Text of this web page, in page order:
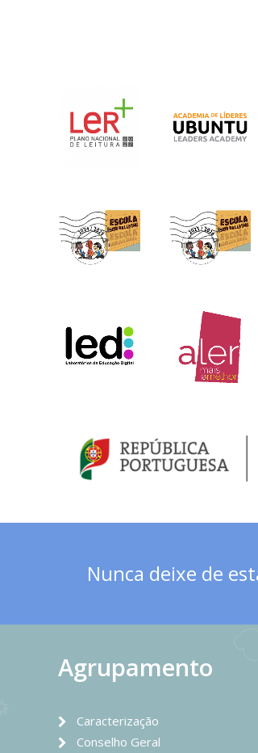
Nunca deixe de
Agrupamento
Caracterização
Conselho Geral